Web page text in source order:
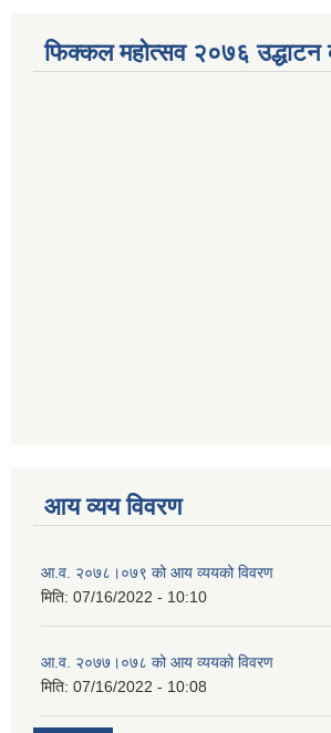
फिक्कल महोत्सव २०७६ उद्धाटन
आय व्यय विवरण
आ.व. २०७८।०७९ को आय व्ययको विवरण
मिति: 07/16/2022 - 10:10
आ.व. २०७७।०७८ को आय व्ययको विवरण
मिति: 07/16/2022 - 10:08